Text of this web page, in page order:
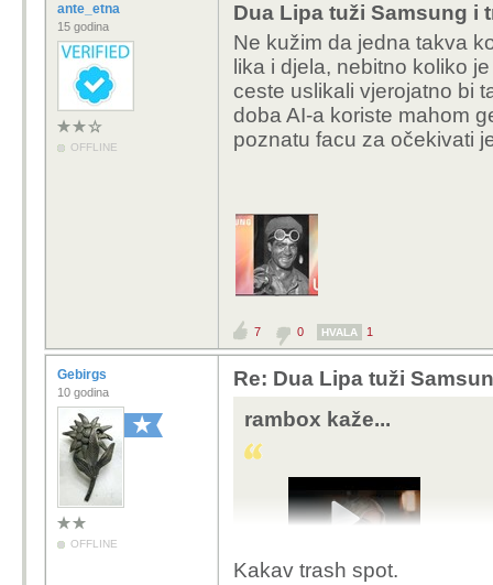
ante_etna
15 godina
OFFLINE
Dua Lipa tuži Samsung i
Ne kužim da jedna takva
lika i djela, nebitno koliko
ceste uslikali vjerojatno bi
doba AI-a koriste mahom
poznatu facu za očekivati
7 0 HVALA 1
Gebirgs
10 godina
OFFLINE
Re: Dua Lipa tuži
rambox kaže...
Kakav trash spot.